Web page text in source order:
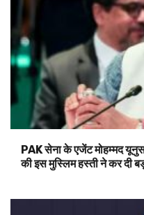
PAK सेना के एजेंट मोहम्मद
की इस मुस्लिम हस्ती ने कर दी